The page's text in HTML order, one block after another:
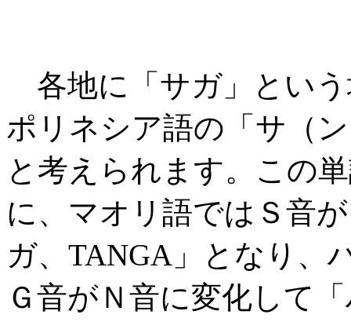
各地に「サガ」とい
ポリネシア語の「サ（
と考えられます。この
に、マオリ語ではＳ音
ガ、TANGA」となり、
Ｇ音がＮ音に変化して